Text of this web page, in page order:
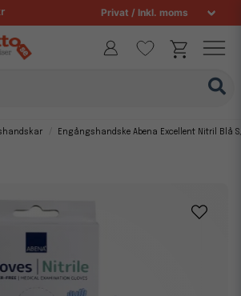
sedan 1997
Engångshandske Abena Excellent Nitril Blå